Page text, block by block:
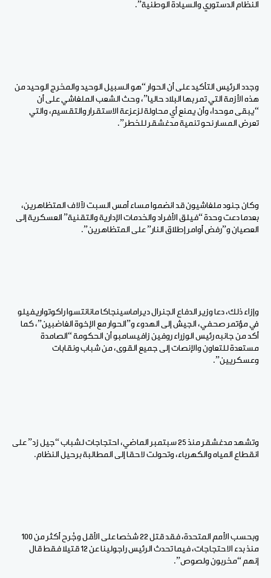
النظام الدستوري والسيادة الوطنية”.
وجدد الرئيس التأكيد على أن الحوار “هو السبيل الوحيد والمخرج الوحيد من
هذه الأزمة التي تمر بها البلاد حاليا”، وحث الشعب الملغاشي على أن
“يبقى موحدا، وأن يمنع أي محاولة لزعزعة الاستقرار والتقسيم، والتي
تعرض المسار نحو تنمية مدغشقر للخطر”.
وكان جنود ملغاشيون قد انضموا مساء أمس السبت لآلاف المتظاهرين،
بعدما دعت وحدة “فيلق الأفراد والخدمات الإدارية والتقنية” العسكرية إلى
العصيان و”رفض أوامر إطلاق النار” على المتظاهرين”.
وإزاء ذلك، دعا وزير الدفاع الجنرال ديراماسينجاكا مانانتسوا راكوتواريفيلو
في مؤتمر صحفي، الجيش إلى الهدوء و”الحوار مع الإخوة الغاضبين”، كما
أكد من جانبه رئيس الوزراء روفين زافيسامبو أن الحكومة “الصامدة
مستعدة للتعاون والإنصات إلى جميع القوى، من شباب ونقابات
وعسكريين”.
وتشهد مدغشقر منذ 25 سبتمبر الماضي، احتجاجات لشباب “جيل زد” على
انقطاع المياه والكهرباء، وتحولت لاحقا إلى المطالبة برحيل النظام.
وبحسب الأمم المتحدة، فقد قتل 22 شخصا على الأقل وجُرح أكثر من 100
منذ بدء الاحتجاجات، فيما تحدث الرئيس راجولينا عن 12 قتيلا فقط قال
إنهم “مخربون ولصوص”.